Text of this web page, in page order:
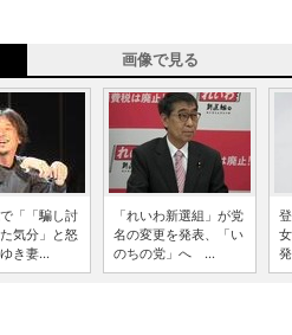
画像で見る
「「騙し討
気分」と怒
き妻...
「れいわ新選組」が党
名の変更を発表、「い
のちの党」へ ...